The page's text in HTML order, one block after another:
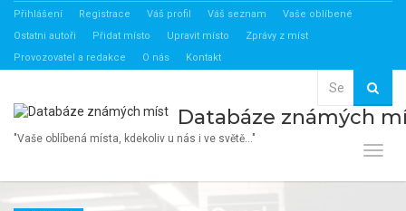
Přihlášení Registrace Váš profil Váš seznam
Vaše oblíbené
Ostatni autoři
Přidat místo Upravit místo
Zprávy z míst
Provozovatel a redakce
O nás Kontakt
Databáze známých
"Vaše oblíbená místa, kdekoliv u nás i ve světě…"